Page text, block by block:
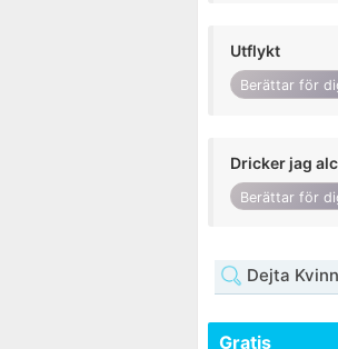
Utflykt
Berättar för
Dricker jag
Berättar för
Dejta
Gratis